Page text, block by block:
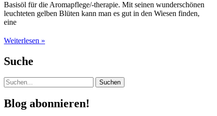
Basisöl für die Aromapflege/-therapie. Mit seinen wunderschönen
leuchteten gelben Blüten kann man es gut in den Wiesen finden,
eine
Johanniskraut
Hypericum
perforatum
Weiterlesen »
Suche
Suchen
nach:
Blog abonnieren!